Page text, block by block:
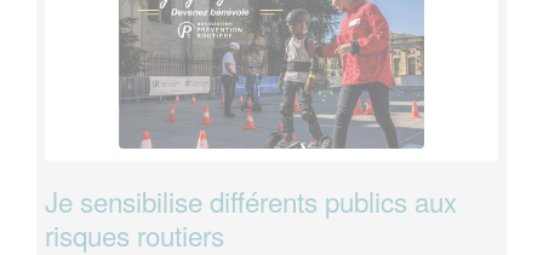
Je sensibilise différents publics aux
risques routiers